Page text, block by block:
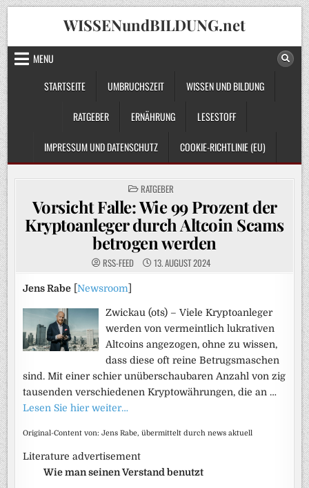
Skip
to
content
WISSENundBILDUNG.net
MENU
STARTSEITE
UMBRUCHSZEIT WISSEN UND BILDUNG
RATGEBER ERNÄHRUNG LESESTOFF
IMPRESSUM UND DATENSCHUTZ COOKIE-RICHTLINIE (EU)
POSTED
IN
RATGEBER
Vorsicht Falle: Wie 99 Prozent der
Kryptoanleger durch Altcoin Scams
betrogen werden
RSS-FEED 13. AUGUST 2024
Jens Rabe [Newsroom
Zwickau (ots) – Viele Kryptoanleger
werden von vermeintlich lukrativen
Altcoins angezogen, ohne zu wissen,
dass diese oft reine Betrugsmaschen
sind. Mit einer schier unüberschaubaren Anzahl von zig
tausenden verschiedenen Kryptowährungen, die an …
Lesen Sie hier weiter…
Original-Content von: Jens Rabe, übermittelt durch news aktuell
Literature advertisement
Wie man seinen Verstand benutzt